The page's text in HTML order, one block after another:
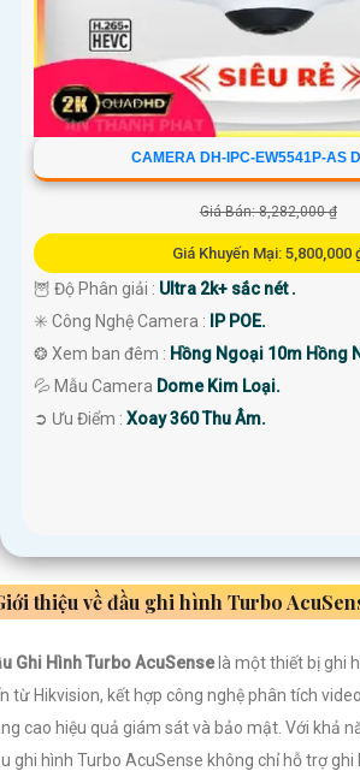
CAMERA DH-IPC-EW5541P-AS
Giá Bán: 8,282,000 ₫
Giá Khuyến Mại: 5,800,000
🦉 Độ Phân giải : Ultra 2k+ sắc nét .
✳️ Công Nghệ Camera :
IP POE.
❂ Xem ban đêm : Hồng Ngoại 10m Hồng
💦 Mẫu Camera Dome Kim Loại.
️➲ Ưu Điểm : Xoay 360 Thu Âm.
thiệu về đầu ghi hình Turbo
Ghi Hình Turbo AcuSenselà một thiết bị ghi
từ Hikvision, kết hợp công nghệ phân tích
cao hiệu quả giám sát và bảo mật. Với khả
ghi hình Turbo AcuSense không chỉ hỗ trợ